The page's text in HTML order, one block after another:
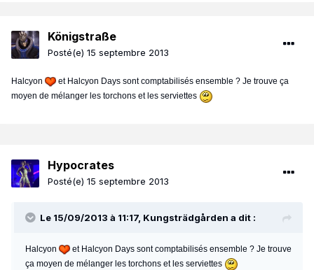
Königstraße
Posté(e) 15 septembre 2013
Halcyon
et Halcyon Days sont comptabilisés ensemble ? Je trouve ça
moyen de mélanger les torchons et les serviettes
Hypocrates
Posté(e) 15 septembre 2013
Le 15/09/2013 à 11:17, Kungsträdgården a dit :
Halcyon
et Halcyon Days sont comptabilisés ensemble ? Je trouve
ça moyen de mélanger les torchons et les serviettes